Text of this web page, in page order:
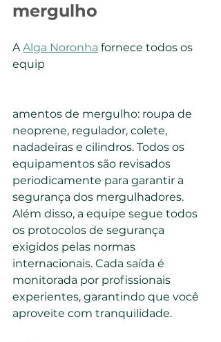
mergulho
A Alga Noronha fornece todos os
equip
amentos de mergulho: roupa de
neoprene, regulador, colete,
nadadeiras e cilindros. Todos os
equipamentos são revisados
periodicamente para garantir a
segurança dos mergulhadores.
Além disso, a equipe segue todos
os protocolos de segurança
exigidos pelas normas
internacionais. Cada saída é
monitorada por profissionais
experientes, garantindo que você
aproveite com tranquilidade.